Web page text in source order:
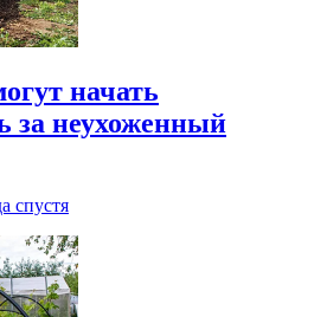
начать
за неухоженный
спустя